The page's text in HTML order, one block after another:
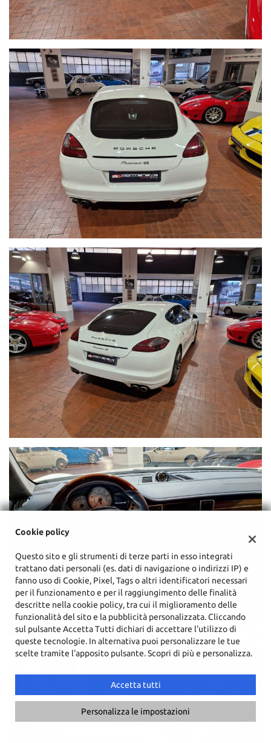
Cookie policy
Questo sito e gli strumenti di terze parti in esso integrati
trattano dati personali (es. dati di navigazione o indirizzi IP) e
fanno uso di Cookie, Pixel, Tags o altri identificatori necessari
per il funzionamento e per il raggiungimento delle finalità
descritte nella cookie policy, tra cui il miglioramento delle
funzionalità del sito e la pubblicità personalizzata. Cliccando
sul pulsante Accetta Tutti dichiari di accettare l'utilizzo di
queste tecnologie. In alternativa puoi personalizzare le tue
scelte tramite l'apposito pulsante. Scopri di più e personalizza.
Accetta tutti
Personalizza le impostazioni